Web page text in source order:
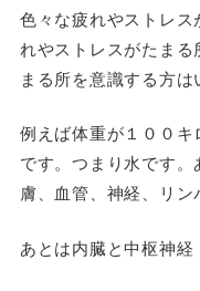
色々な疲れやストレ
れやストレスがたま
まる所を意識する方は
例えば体重が１００
です。つまり水です
膚、血管、神経、リン
あとは内臓と中枢神経